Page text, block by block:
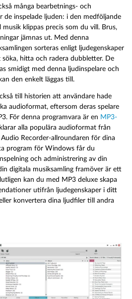
många bearbetnings- och
de inspelade ljuden: i den medföljande
klippas precis som du vill. Brus,
jämnas ut. Med denna
sorteras enligt ljudegenskaper
hitta och radera dubbletter. De
smidigt med denna ljudinspelare och
den enkelt läggas till.
till historien att användare hade
audioformat, eftersom deras spelare
För denna programvara är en MP3-
alla populära audioformat från
Recorder-allroundaren för dina
program för Windows får du
och administrering av din
digitala musiksamling framöver är ett
kan du med MP3 deluxe skapa
utifrån ljudegenskaper i ditt
konvertera dina ljudfiler till andra